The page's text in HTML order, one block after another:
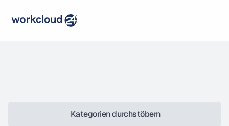
Kategorien durchstöbern